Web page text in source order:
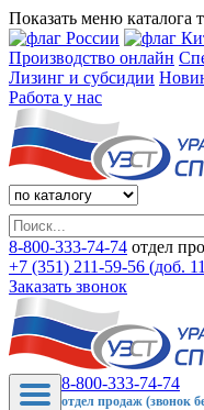
Показать меню каталога
Производство онлайн
Лизинг и субсидии
Работа у нас
8-800-333-74-74 отдел
+7 (351) 211-59-56 (доб.
Заказать звонок
8-800-333-74-74
отдел продаж (звонок